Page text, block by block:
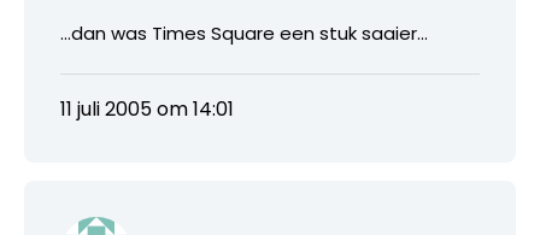
…dan was Times Square een stuk saaier…
11 juli 2005 om 14:01